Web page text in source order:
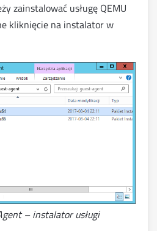
zainstalować usługę QEMU
kliknięcie na instalator w
– instalator usługi